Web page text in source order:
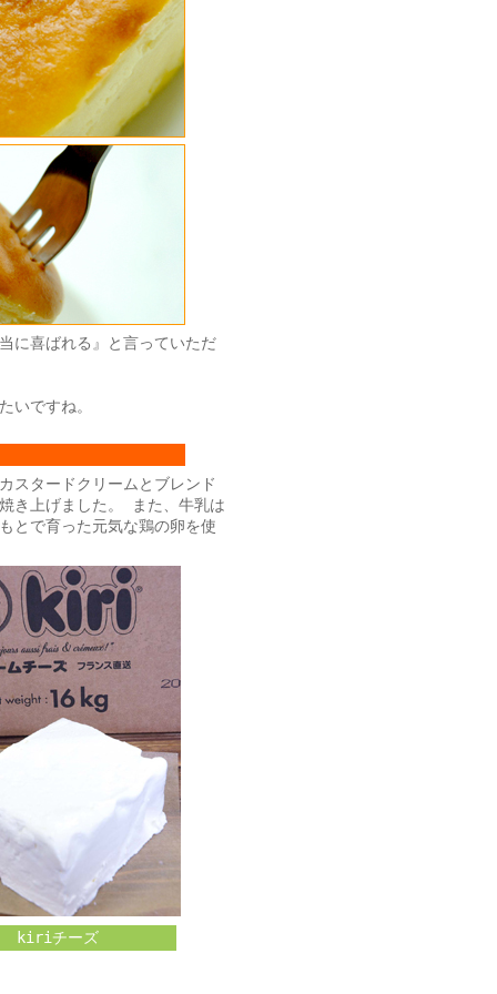
に喜ばれる』と言っていただ
いですね。
スタードクリームとブレンド
き上げました。 また、牛乳は
とで育った元気な鶏の卵を使
kiriチーズ